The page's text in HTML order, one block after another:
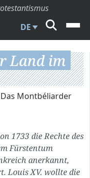
DE
Land im
Montbéliarder
1733 die Rechte des
Fürstentum
anerkannt,
Louis XV. wollte die